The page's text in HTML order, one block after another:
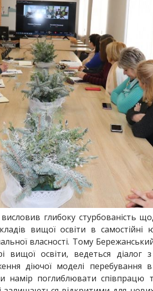
висловив глибоку стурбованість
вищої освіти в самостійні
власності. Тому
вищої освіти, ведеться діалог
діючої моделі перебування в
намір поглиблювати співпрацю